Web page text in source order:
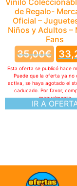
Vinilo
de Regalo-
Oficial –
Niños y Adultos –
Fans
35,00€
IR A
Esta oferta se publicó hace
Puede que la oferta ya no
activa, se haya agotado el
caducado. Por favor,
manualmente